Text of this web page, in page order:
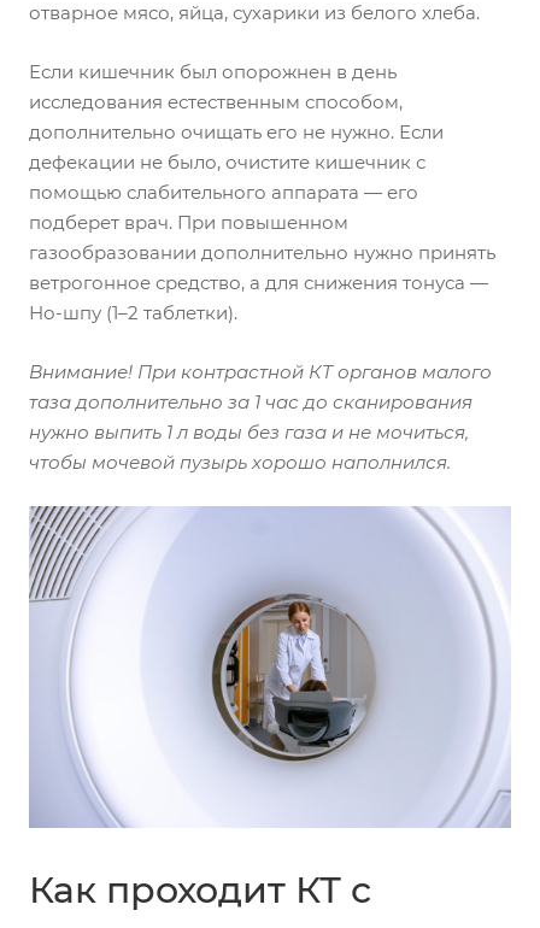
отварное мясо, яйца, сухарики из белого хлеба.
Если кишечник был опорожнен в день
исследования естественным способом,
дополнительно очищать его не нужно. Если
дефекации не было, очистите кишечник с
помощью слабительного аппарата — его
подберет врач. При повышенном
газообразовании дополнительно нужно принять
ветрогонное средство, а для снижения тонуса —
Но-шпу (1–2 таблетки).
Внимание! При контрастной КТ органов малого
таза дополнительно за 1 час до сканирования
нужно выпить 1 л воды без газа и не мочиться,
чтобы мочевой пузырь хорошо наполнился.
Как проходит КТ с